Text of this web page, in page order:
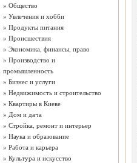
» Общество
» Увлечения и хобби
» Продукты питания
» Происшествия
» Экономика, финансы, право
» Производство и
промышленность
» Бизнес и услуги
» Недвижимость и строительство
» Квартиры в Киеве
» Дом и дача
» Стройка, ремонт и интерьер
» Наука и образование
» Работа и карьера
» Культура и искусство